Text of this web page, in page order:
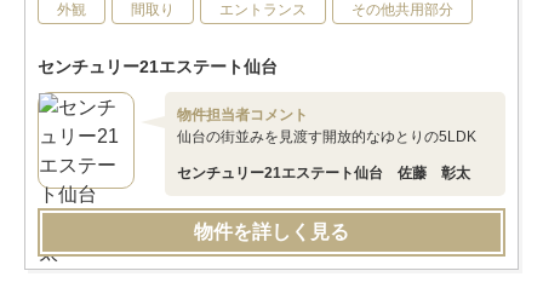
外観 間取り エントランス その他共用部分
センチュリー21エステート仙台
物件担当者コメント
仙台の街並みを見渡す開放的なゆとりの5LDK
センチュリー21エステート仙台 佐藤 彰太
物件を詳しく見る